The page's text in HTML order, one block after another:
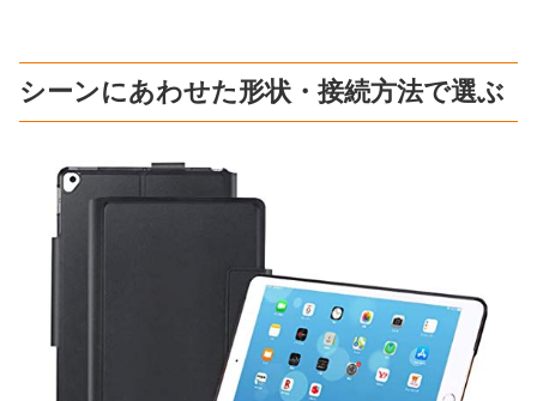
シーンにあわせた形状・接続方法で選ぶ